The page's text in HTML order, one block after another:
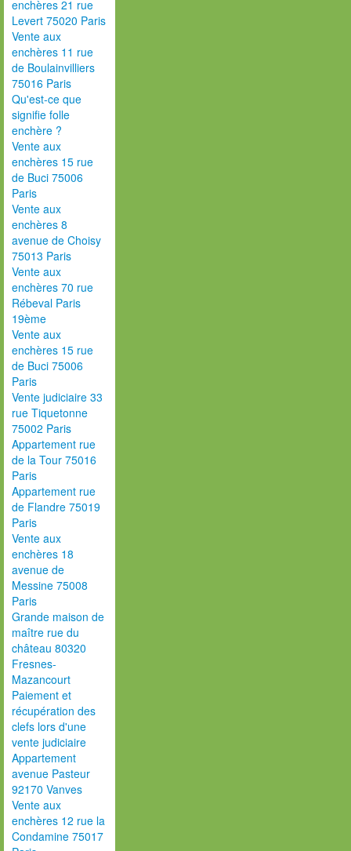
enchères 21 rue
Levert 75020 Paris
Vente aux
enchères 11 rue
de Boulainvilliers
75016 Paris
Qu'est-ce que
signifie folle
enchère ?
Vente aux
enchères 15 rue
de Buci 75006
Paris
Vente aux
enchères 8
avenue de Choisy
75013 Paris
Vente aux
enchères 70 rue
Rébeval Paris
19ème
Vente aux
enchères 15 rue
de Buci 75006
Paris
Vente judiciaire 33
rue Tiquetonne
75002 Paris
Appartement rue
de la Tour 75016
Paris
Appartement rue
de Flandre 75019
Paris
Vente aux
enchères 18
avenue de
Messine 75008
Paris
Grande maison de
maître rue du
château 80320
Fresnes-
Mazancourt
Paiement et
récupération des
clefs lors d'une
vente judiciaire
Appartement
avenue Pasteur
92170 Vanves
Vente aux
enchères 12 rue la
Condamine 75017